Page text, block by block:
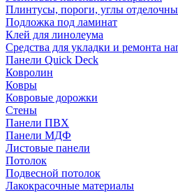
Плинтусы, пороги, углы
Подложка под ламинат
Клей для линолеума
Средства для укладки и ремонта
Панели Quick Deck
Ковролин
Ковры
Ковровые дорожки
Стены
Панели ПВХ
Панели МДФ
Листовые панели
Потолок
Подвесной потолок
Лакокрасочные материалы